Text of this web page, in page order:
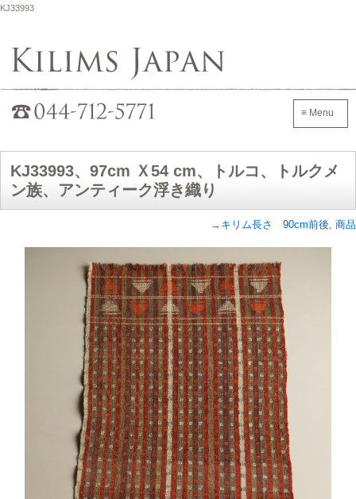
KJ33993
≡ Menu
KJ33993、97cm Ｘ54 cm、トルコ、トルクメ
ン族、アンティーク浮き織り
→ キリム長さ 90cm前後, 商品